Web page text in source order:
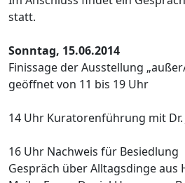
statt.
Sonntag, 15.06.2014
Finissage der Ausstellung
geöffnet von 11 bis 19 Uhr
14 Uhr Kuratorenführung mit Dr.
16 Uhr Nachweis für Besiedlung
Gespräch über Alltagsdinge aus